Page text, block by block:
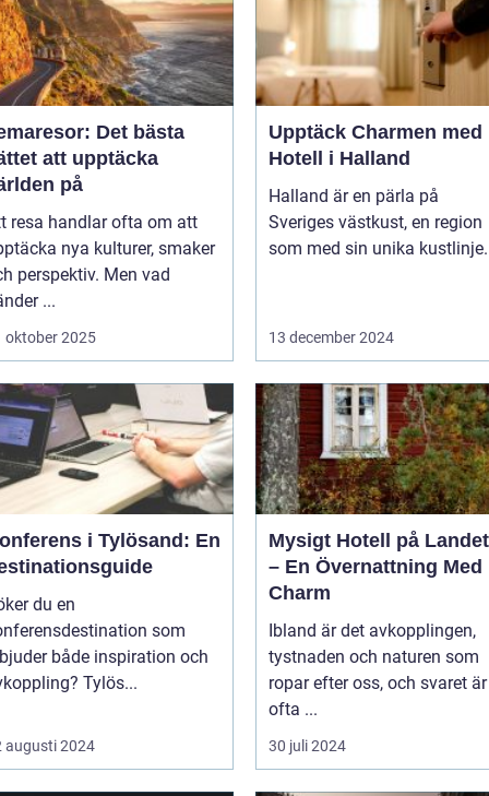
Det bästa
att upptäcka
på
resa handlar ofta om att
nya kulturer, smaker
perspektiv. Men vad
...
oktober 2025
Upptäck Charmen med
Hotell i Halland
Halland är en pärla på
Sveriges västkust, en region
som med sin unika
13 december 2024
i Tylösand: En
du en
som
både inspiration och
Tylös...
augusti 2024
Mysigt Hotell på Landet
– En Övernattning Med
Charm
Ibland är det avkopplingen,
tystnaden och naturen som
ropar efter oss, och svaret är
ofta ...
30 juli 2024